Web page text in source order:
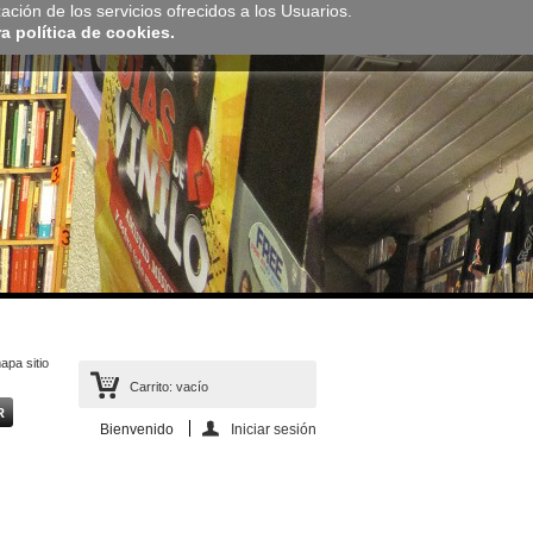
de los servicios ofrecidos a los Usuarios.
política de cookies.
Carrito: vacío
Bienvenido Iniciar sesión
sitio